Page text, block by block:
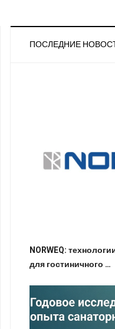
ПОСЛЕДНИЕ
NORWEQ:
для гостиничного …